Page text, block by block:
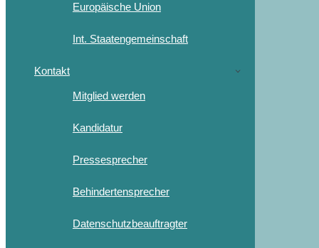
Europäische Union
Int. Staatengemeinschaft
Kontakt
Mitglied werden
Kandidatur
Pressesprecher
Behindertensprecher
Datenschutzbeauftragter